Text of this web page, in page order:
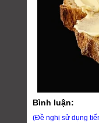
Bình luận:
(Đề nghị sử dụng